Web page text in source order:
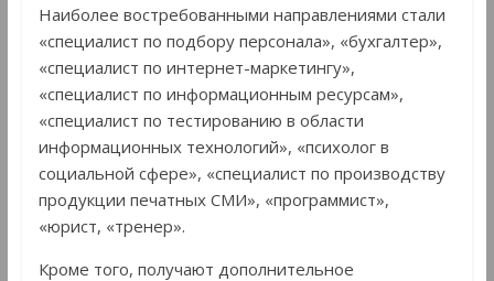
Наиболее востребованными направлениями стали
«специалист по подбору персонала», «бухгалтер»,
«специалист по интернет-маркетингу»,
«специалист по информационным ресурсам»,
«специалист по тестированию в области
информационных технологий», «психолог в
социальной сфере», «специалист по производству
продукции печатных СМИ», «программист»,
«юрист, «тренер».
Кроме того, получают дополнительное